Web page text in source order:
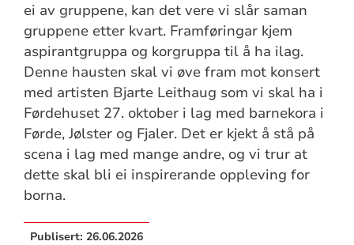
ei av gruppene, kan det vere vi slår saman
gruppene etter kvart. Framføringar kjem
aspirantgruppa og korgruppa til å ha ilag.
Denne hausten skal vi øve fram mot konsert
med artisten Bjarte Leithaug som vi skal ha i
Førdehuset 27. oktober i lag med barnekora i
Førde, Jølster og Fjaler. Det er kjekt å stå på
scena i lag med mange andre, og vi trur at
dette skal bli ei inspirerande oppleving for
borna.
Publisert: 26.06.2026